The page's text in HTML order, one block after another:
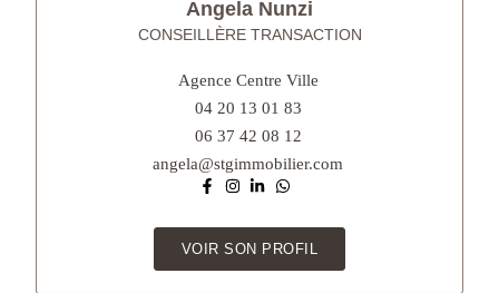
Angela Nunzi
CONSEILLÈRE TRANSACTION
Agence Centre Ville
04 20 13 01 83
06 37 42 08 12
angela@stgimmobilier.com
VOIR SON PROFIL